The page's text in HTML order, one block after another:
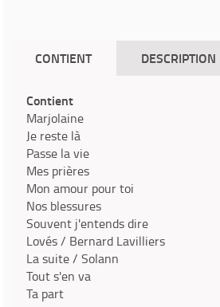
CONTIENT DESCRIPTION
Contient
Marjolaine
Je reste là
Passe la vie
Mes prières
Mon amour pour toi
Nos blessures
Souvent j'entends dire
Lovés / Bernard Lavilliers
La suite / Solann
Tout s'en va
Ta part